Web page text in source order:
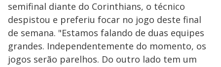
semifinal diante do Corinthians, o técnico
despistou e preferiu focar no jogo deste final
de semana. "Estamos falando de duas equipes
grandes. Independentemente do momento, os
jogos serão parelhos. Do outro lado tem um